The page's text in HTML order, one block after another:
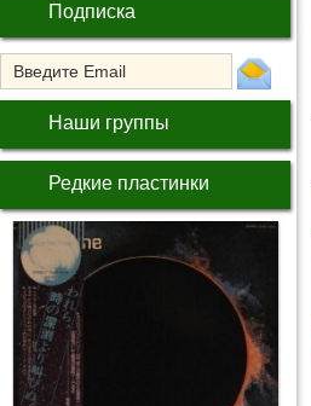
Подписка
Наши группы
Редкие пластинки